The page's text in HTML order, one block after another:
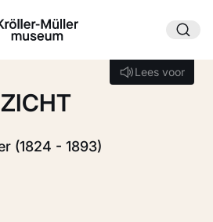
Lees voor
Lees voor
(1824 - 1893)